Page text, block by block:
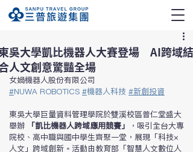
吳大學凱比機器人大賽登場 AI跨域結
人文創意驚豔全場
女媧機器人股份有限公司
#NUWA ROBOTICS #機器人科技 #新創投資
東吳大學巨量資料管理學院於雙溪校區普仁堂盛大
舉辦
「凱比機器人跨域應用競賽」
，吸引全台大專
院校、高中職與國中學生齊聚一堂，展現「科技×
人文」跨域創新。活動由教育部「智慧人文數位人